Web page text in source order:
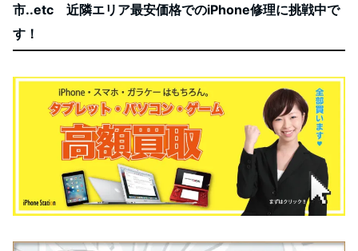
市..etc 近隣エリア最安価格でのiPhone修理に挑戦中で
す！